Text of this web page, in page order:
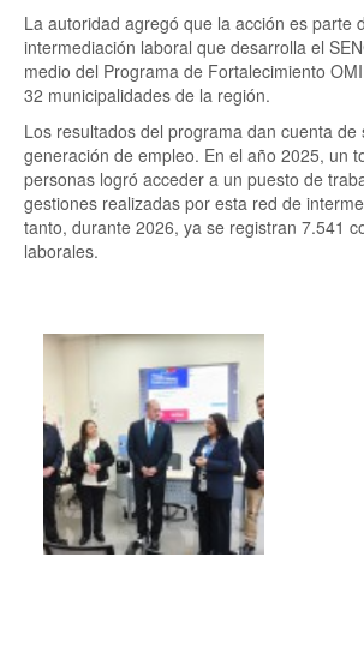
La autoridad agregó que la acción es parte
intermediación laboral que desarrolla el
medio del Programa de Fortalecimiento
32 municipalidades de la región.
Los resultados del programa dan cuenta de
generación de empleo. En el año 2025, un
personas logró acceder a un puesto de
gestiones realizadas por esta red de
tanto, durante 2026, ya se registran 7.541
laborales.